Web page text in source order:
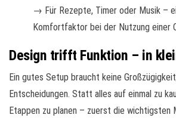
→ Für Rezepte, Timer oder Musik –
Komfortfaktor bei der Nutzung einer
Design trifft Funktion – in
Ein gutes Setup braucht keine
Entscheidungen. Statt alles auf einmal zu
Etappen zu planen – zuerst die wichtigsten